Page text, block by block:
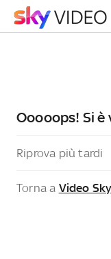
Ooooops! Si
Riprova più tardi
Torna a Video Sky